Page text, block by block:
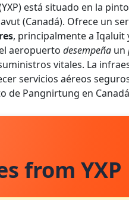
está situado en la
(Canadá). Ofrece un
, principalmente a Iqaluit
aeropuerto desempeña un
vitales. La
servicios aéreos
de Pangnirtung en
from YXP